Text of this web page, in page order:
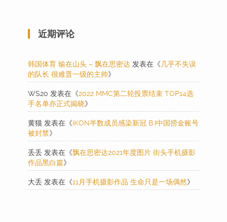
近期评论
韩国体育 输在山头 – 飘在思密达 发表在《几乎不失误
的队长 很难晋一级的主帅》
WS20 发表在《2022 MMC第二轮投票结束 TOP14选
手名单亦正式揭晓》
黄猫 发表在《iKON半数成员感染新冠 B.I中国捞金账号
被封禁》
丢丢 发表在《飘在思密达2021年度图片 街头手机摄影
作品黑白篇》
大丢 发表在《11月手机摄影作品 生命只是一场偶然》